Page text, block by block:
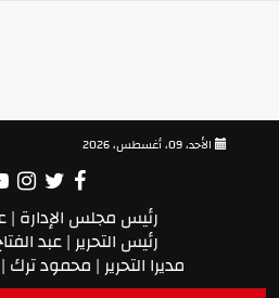
رئيس مجلس الإدارة |
رئيس التحرير | عبد
مديرا التحرير | محمود ترك